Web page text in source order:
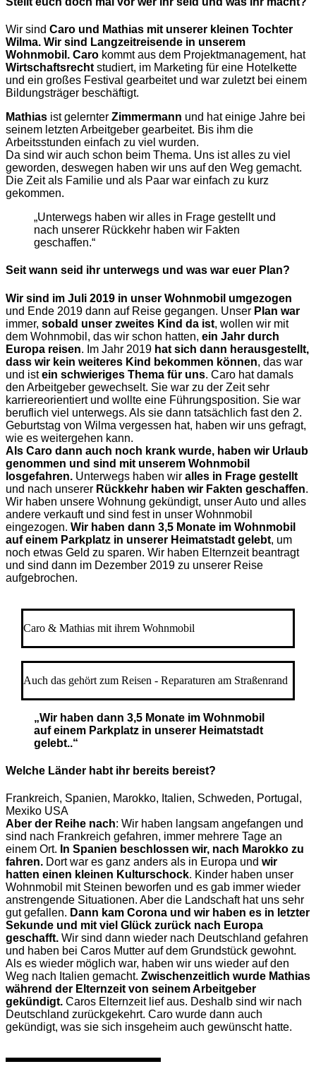
Wir sind Caro und Mathias mit unserer kleinen Tochter
Wilma. Wir sind Langzeitreisende in unserem
Wohnmobil. Caro kommt aus dem Projektmanagement, hat
Wirtschaftsrecht studiert, im Marketing für eine Hotelkette
und ein großes Festival gearbeitet und war zuletzt bei einem
Bildungsträger beschäftigt.
Mathias ist gelernter Zimmermann und hat einige Jahre bei
seinem letzten Arbeitgeber gearbeitet. Bis ihm die
Arbeitsstunden einfach zu viel wurden.
Da sind wir auch schon beim Thema. Uns ist alles zu viel
geworden, deswegen haben wir uns auf den Weg gemacht.
Die Zeit als Familie und als Paar war einfach zu kurz
gekommen.
„Unterwegs haben wir alles in Frage gestellt und
nach unserer Rückkehr haben wir Fakten
geschaffen.“
Seit wann seid ihr unterwegs und was war euer Plan?
Wir sind im Juli 2019 in unser Wohnmobil umgezogen
und Ende 2019 dann auf Reise gegangen. Unser Plan war
immer, sobald unser zweites Kind da ist, wollen wir mit
dem Wohnmobil, das wir schon hatten, ein Jahr durch
Europa reisen. Im Jahr 2019 hat sich dann herausgestellt,
dass wir kein weiteres Kind bekommen können, das war
und istein schwieriges Thema für uns. Caro hat damals
den Arbeitgeber gewechselt. Sie war zu der Zeit sehr
karriereorientiert und wollte eine Führungsposition. Sie war
beruflich viel unterwegs. Als sie dann tatsächlich fast den 2.
Geburtstag von Wilma vergessen hat, haben wir uns gefragt,
wie es weitergehen kann.
Als Caro dann auch noch krank wurde, haben wir Urlaub
genommen und sind mit unserem Wohnmobil
losgefahren. Unterwegs haben wir alles in Frage gestellt
und nach unserer Rückkehr haben wir Fakten geschaffen.
Wir haben unsere Wohnung gekündigt, unser Auto und alles
andere verkauft und sind fest in unser Wohnmobil
eingezogen. Wir haben dann 3,5 Monate im Wohnmobil
auf einem Parkplatz in unserer Heimatstadt gelebt, um
noch etwas Geld zu sparen. Wir haben Elternzeit beantragt
und sind dann im Dezember 2019 zu unserer Reise
aufgebrochen.
Caro & Mathias mit ihrem Wohnmobil
Auch das gehört zum Reisen - Reparaturen am Straßenrand
„Wir haben dann 3,5 Monate im Wohnmobil
auf einem Parkplatz in unserer Heimatstadt
gelebt..“
Welche Länder habt ihr bereits bereist?
Frankreich, Spanien, Marokko, Italien, Schweden, Portugal,
Mexiko USA
Aber der Reihe nach: Wir haben langsam angefangen und
sind nach Frankreich gefahren, immer mehrere Tage an
einem Ort. In Spanien beschlossen wir, nach Marokko zu
fahren. Dort war es ganz anders als in Europa und wir
hatten einen kleinen Kulturschock. Kinder haben unser
Wohnmobil mit Steinen beworfen und es gab immer wieder
anstrengende Situationen. Aber die Landschaft hat uns sehr
gut gefallen. Dann kam Corona und wir haben es in letzter
Sekunde und mit viel Glück zurück nach Europa
geschafft. Wir sind dann wieder nach Deutschland gefahren
und haben bei Caros Mutter auf dem Grundstück gewohnt.
Als es wieder möglich war, haben wir uns wieder auf den
Weg nach Italien gemacht. Zwischenzeitlich wurde Mathias
während der Elternzeit von seinem Arbeitgeber
gekündigt. Caros Elternzeit lief aus. Deshalb sind wir nach
Deutschland zurückgekehrt. Caro wurde dann auch
gekündigt, was sie sich insgeheim auch gewünscht hatte.